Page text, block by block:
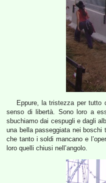
Eppure, la tristezza per tutto
senso di libertà. Sono loro a
sbuchiamo dai cespugli e dagli
una bella passeggiata nei
che tanto i soldi mancano e
loro quelli chiusi nell’angolo.